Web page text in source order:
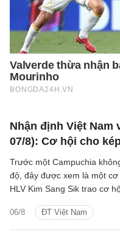
Nhận định Việt Nam
07/8): Cơ hội cho
06/8 ĐT Việt Nam
Trước một Campuchia
độ, đây được xem là một
HLV Kim Sang Sik trao cơ
thêm các phương án nhân
tuyển Việt Nam.